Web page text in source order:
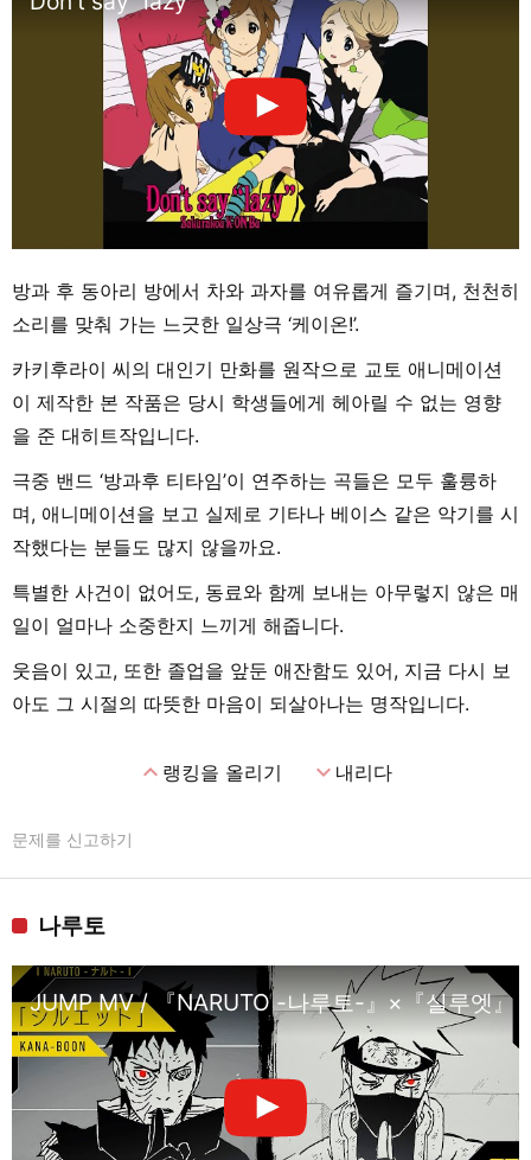
방과 후 동아리 방에서 차와 과자를 여유롭게 즐기며, 천천히
소리를 맞춰 가는 느긋한 일상극 ‘케이온!’.
카키후라이 씨의 대인기 만화를 원작으로 교토 애니메이션
이 제작한 본 작품은 당시 학생들에게 헤아릴 수 없는 영향
을 준 대히트작입니다.
극중 밴드 ‘방과후 티타임’이 연주하는 곡들은 모두 훌륭하
며, 애니메이션을 보고 실제로 기타나 베이스 같은 악기를 시
작했다는 분들도 많지 않을까요.
특별한 사건이 없어도, 동료와 함께 보내는 아무렇지 않은 매
일이 얼마나 소중한지 느끼게 해줍니다.
웃음이 있고, 또한 졸업을 앞둔 애잔함도 있어, 지금 다시 보
아도 그 시절의 따뜻한 마음이 되살아나는 명작입니다.
expand_less랭킹을 올리기 expand_more내리다
문제를 신고하기
나루토
JUMP MV / 『NARUTO -나루토-』×『실루엣』